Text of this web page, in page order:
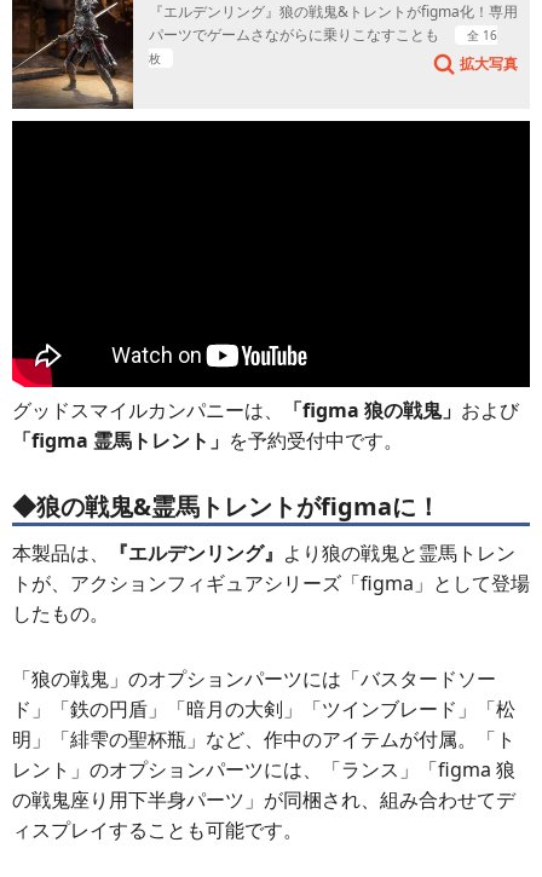
『エルデンリング』狼の戦鬼&トレントがfigma化！専用
パーツでゲームさながらに乗りこなすことも
全 16
枚
拡大写真
グッドスマイルカンパニーは、 「figma 狼の戦鬼」 および
「figma 霊馬トレント」 を予約受付中です。
◆狼の戦鬼&霊馬トレントがfigmaに！
本製品は、 『エルデンリング』 より狼の戦鬼と霊馬トレン
トが、アクションフィギュアシリーズ「figma」として登場
したもの。
「狼の戦鬼」のオプションパーツには「バスタードソー
ド」「鉄の円盾」「暗月の大剣」「ツインブレード」「松
明」「緋雫の聖杯瓶」など、作中のアイテムが付属。「ト
レント」のオプションパーツには、「ランス」「figma 狼
の戦鬼座り用下半身パーツ」が同梱され、組み合わせてデ
ィスプレイすることも可能です。